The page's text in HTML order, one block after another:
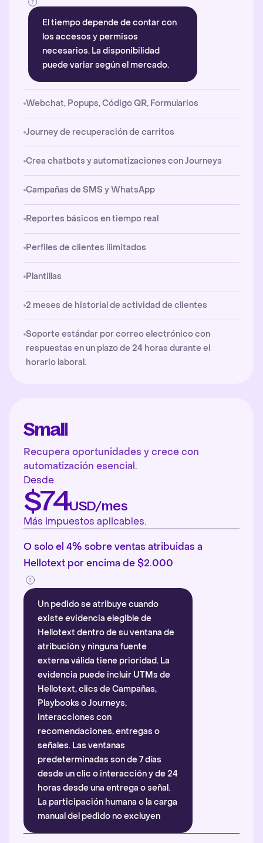
El tiempo depende de contar con
los accesos y permisos
necesarios. La disponibilidad
puede variar según el mercado.
Webchat, Popups, Código QR, Formularios
Journey de recuperación de carritos
Crea chatbots y automatizaciones con Journeys
Campañas de SMS y WhatsApp
Reportes básicos en tiempo real
Perfiles de clientes ilimitados
Plantillas
2 meses de historial de actividad de clientes
Soporte estándar por correo electrónico con
respuestas en un plazo de 24 horas durante el
horario laboral.
Small
Recupera oportunidades y crece con
automatización esencial.
Desde
$74USD/mes
Más impuestos aplicables.
O solo el 4% sobre ventas atribuidas a
Hellotext por encima de $2.000
Un pedido se atribuye cuando
existe evidencia elegible de
Hellotext dentro de su ventana de
atribución y ninguna fuente
externa válida tiene prioridad. La
evidencia puede incluir UTMs de
Hellotext, clics de Campañas,
Playbooks o Journeys,
interacciones con
recomendaciones, entregas o
señales. Las ventanas
predeterminadas son de 7 días
desde un clic o interacción y de 24
horas desde una entrega o señal.
La participación humana o la carga
manual del pedido no excluyen
automáticamente la atribución.